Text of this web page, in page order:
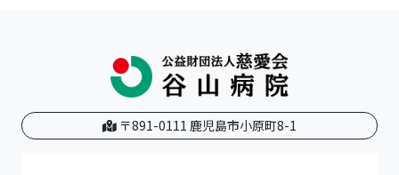
〒891-0111 鹿児島市小原町8-1